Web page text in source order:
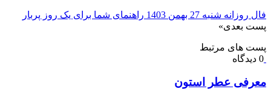
فال روزانه شنبه 27 بهمن 1403 راهنمای شما برای یک روز پربار
پست بعدی»
پست های مرتبط
0 دیدگاه
معرفی عطر استون